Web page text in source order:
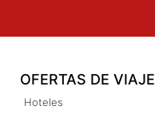
OFERTAS DE VIAJE
Hoteles